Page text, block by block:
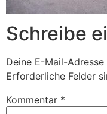
Schreibe
Deine E-Mail-
Erforderliche Felder
Kommentar *